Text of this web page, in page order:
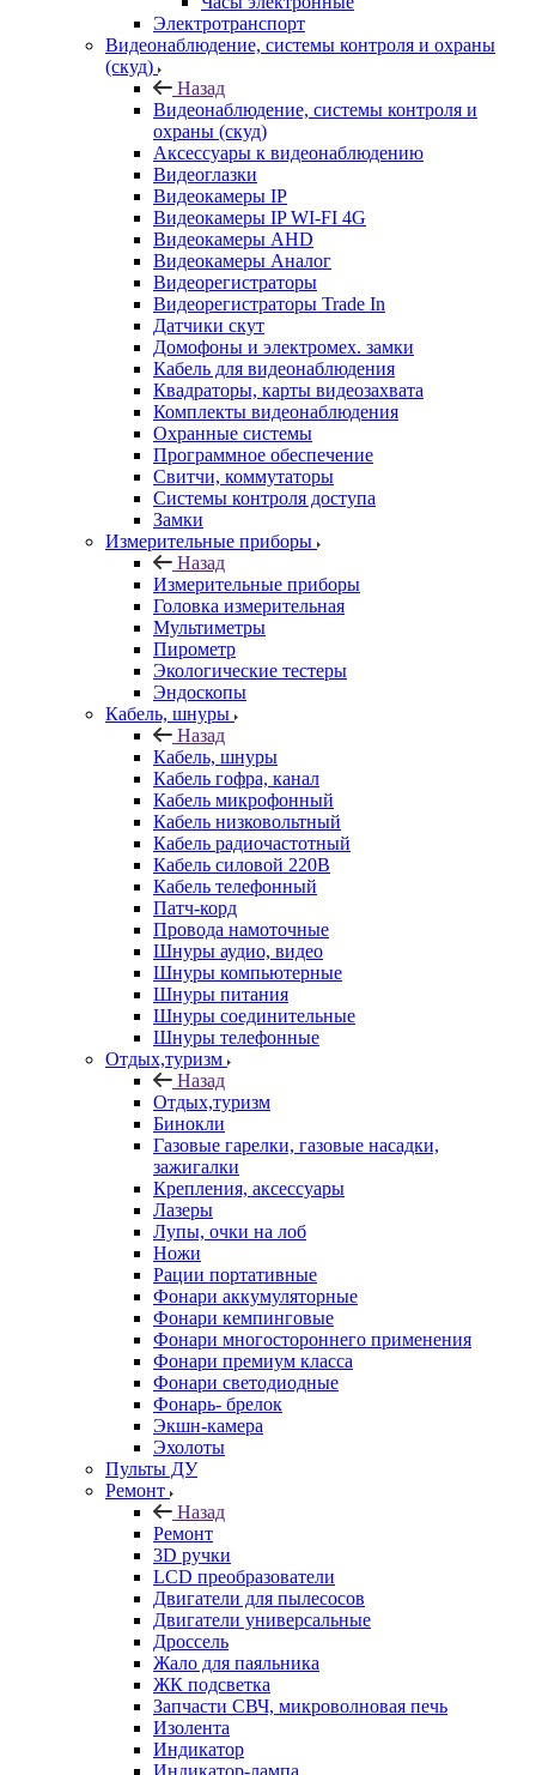
Электротранспорт
Видеонаблюдение, системы контроля и охраны
(скуд)
Назад
Видеонаблюдение, системы контроля и
охраны (скуд)
Аксессуары к видеонаблюдению
Видеоглазки
Видеокамеры IP
Видеокамеры IP WI-FI 4G
Видеокамеры AHD
Видеокамеры Аналог
Видеорегистраторы
Видеорегистраторы Trade In
Датчики скут
Домофоны и электромех. замки
Кабель для видеонаблюдения
Квадраторы, карты видеозахвата
Комплекты видеонаблюдения
Охранные системы
Программное обеспечение
Свитчи, коммутаторы
Системы контроля доступа
Замки
Измерительные приборы
Назад
Измерительные приборы
Головка измерительная
Мультиметры
Пирометр
Экологические тестеры
Эндоскопы
Кабель, шнуры
Назад
Кабель, шнуры
Кабель гофра, канал
Кабель микрофонный
Кабель низковольтный
Кабель радиочастотный
Кабель силовой 220В
Кабель телефонный
Патч-корд
Провода намоточные
Шнуры аудио, видео
Шнуры компьютерные
Шнуры питания
Шнуры соединительные
Шнуры телефонные
Отдых,туризм
Назад
Отдых,туризм
Бинокли
Газовые гарелки, газовые насадки,
зажигалки
Крепления, аксессуары
Лазеры
Лупы, очки на лоб
Ножи
Рации портативные
Фонари аккумуляторные
Фонари кемпинговые
Фонари многостороннего применения
Фонари премиум класса
Фонари светодиодные
Фонарь- брелок
Экшн-камера
Эхолоты
Пульты ДУ
Ремонт
Назад
Ремонт
3D ручки
LCD преобразователи
Двигатели для пылесосов
Двигатели универсальные
Дроссель
Жало для паяльника
ЖК подсветка
Запчасти СВЧ, микроволновая печь
Изолента
Индикатор
Индикатор-лампа